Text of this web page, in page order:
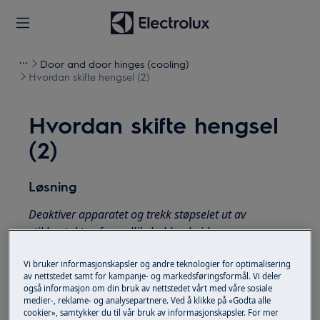
Door and door hinges (cooling)
Hvordan skifte hengsel (2)
Hvordan skifte hengsel
(2)
Løsning
Deaktiver apparatet og trekk støpselet ut av
stikkontaktenfør vedlikeholdsarbeid.
Vær alltid forsiktig når du flytter apparater. For
tunge apparater er det nødvendig at to personer
flytter det.
Vi bruker informasjonskapsler og andre teknologier for optimalisering
av nettstedet samt for kampanje- og markedsføringsformål. Vi deler
også informasjon om din bruk av nettstedet vårt med våre sosiale
medier-, reklame- og analysepartnere. Ved å klikke på «Godta alle
cookier», samtykker du til vår bruk av informasjonskapsler. For mer